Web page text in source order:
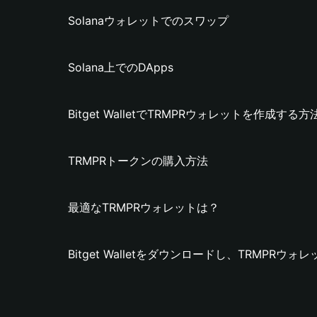
Solanaウォレットでのスワップ
Solana上でのDApps
Bitget WalletでTRMPRウォレットを作成する方
TRMPRトークンの購入方法
最適なTRMPRウォレットは？
Bitget Walletをダウンロードし、TRMPRウォレ